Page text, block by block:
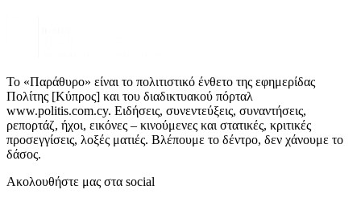
Το «Παράθυρο» είναι το πολιτιστικό ένθετο της εφημερίδας
Πολίτης [Κύπρος] και του διαδικτυακού πόρταλ
www.politis.com.cy. Ειδήσεις, συνεντεύξεις, συναντήσεις,
ρεπορτάζ, ήχοι, εικόνες – κινούμενες και στατικές, κριτικές
προσεγγίσεις, λοξές ματιές. Βλέπουμε το δέντρο, δεν χάνουμε το
δάσος.
Ακολουθήστε μας στα social